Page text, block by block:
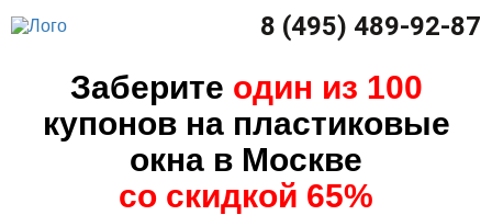
8 (495) 489-92-87
Заберите один из 100
купонов на пластиковые
окна в Москве
со скидкой 65%